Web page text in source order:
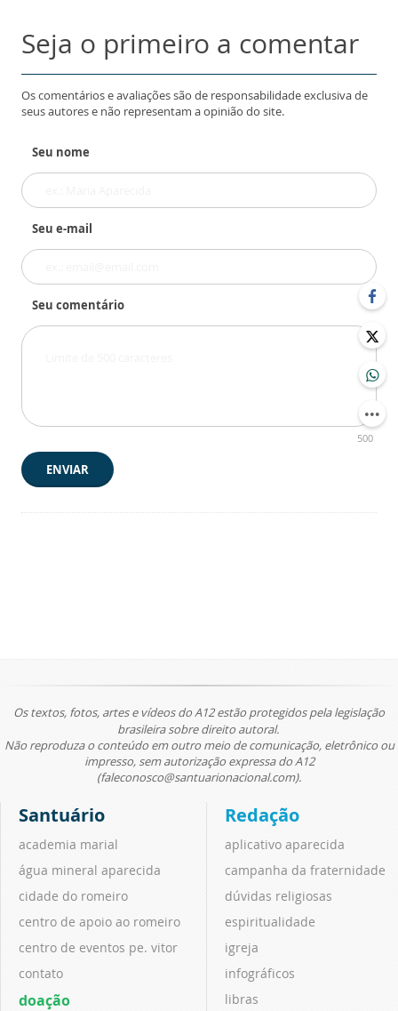
Seja o primeiro a comentar
Os comentários e avaliações são de responsabilidade exclusiva de
seus autores e não representam a opinião do site.
Seu nome
Seu e-mail
Seu comentário
500
ENVIAR
Os textos, fotos, artes e vídeos do A12 estão protegidos pela legislação
brasileira sobre direito autoral.
Não reproduza o conteúdo em outro meio de comunicação, eletrônico ou
impresso, sem autorização expressa do A12
(faleconosco@santuarionacional.com).
Santuário
academia marial
água mineral aparecida
cidade do romeiro
centro de apoio ao romeiro
centro de eventos pe. vitor
contato
doação
Redação
aplicativo aparecida
campanha da fraternidade
dúvidas religiosas
espiritualidade
igreja
infográficos
libras